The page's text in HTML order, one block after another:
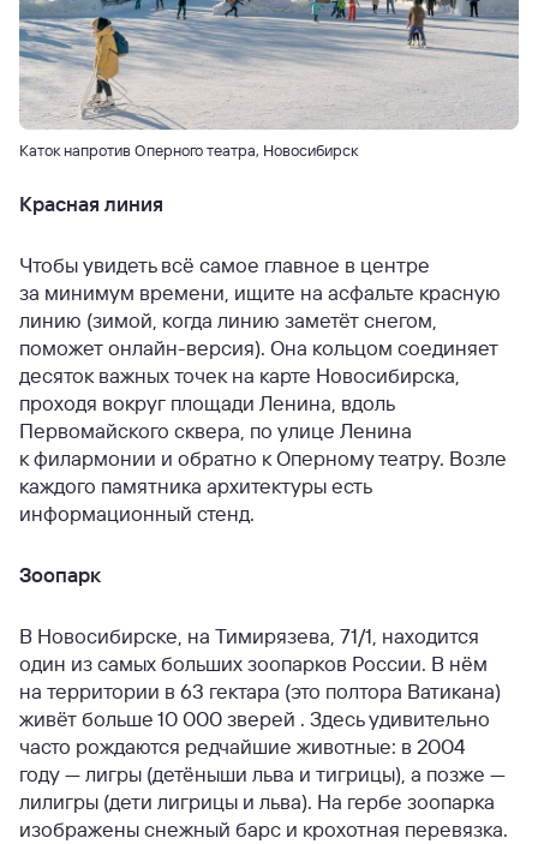
Каток напротив Оперного театра, Новосибирск
Красная линия
Чтобы увидеть всё самое главное в центре
за минимум времени, ищите на асфальте красную
линию (зимой, когда линию заметёт снегом,
поможет онлайн-версия). Она кольцом соединяет
десяток важных точек на карте Новосибирска,
проходя вокруг площади Ленина, вдоль
Первомайского сквера, по улице Ленина
к филармонии и обратно к Оперному театру. Возле
каждого памятника архитектуры есть
информационный стенд.
Зоопарк
В Новосибирске, на Тимирязева, 71/1, находится
один из самых больших зоопарков России. В нём
на территории в 63 гектара (это полтора Ватикана)
живёт больше 10 000 зверей . Здесь удивительно
часто рождаются редчайшие животные: в 2004
году — лигры (детёныши льва и тигрицы), а позже —
лилигры (дети лигрицы и льва). На гербе зоопарка
изображены снежный барс и крохотная перевязка.